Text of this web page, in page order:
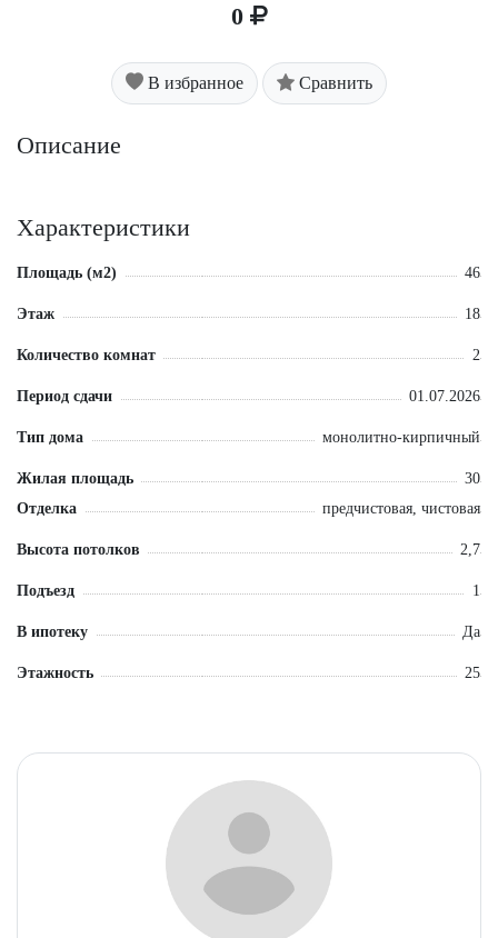
0
В избранное Сравнить
Описание
Характеристики
Площадь (м2) 46
Этаж 18
Количество комнат 2
Период сдачи 01.07.2026
Тип дома монолитно-кирпичный
Жилая площадь
30
Отделка
предчистовая, чистовая
Высота потолков 2,7
Подъезд 1
В ипотеку Да
Этажность 25